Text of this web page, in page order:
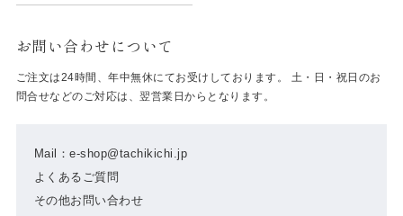
お問い合わせについて
Mail：e-shop@tachikichi.jp
よくあるご質問
その他お問い合わせ
ご注文は24時間、年中無休にてお受けしております。 土・日・祝日のお
問合せなどのご対応は、翌営業日からとなります。